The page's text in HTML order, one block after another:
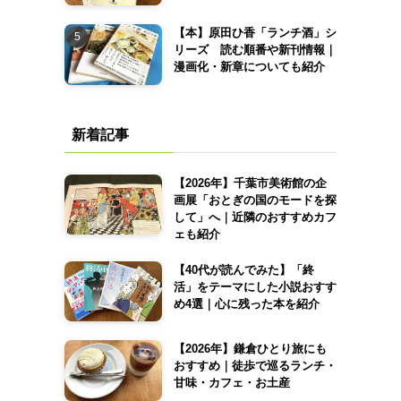
【本】原田ひ香「ランチ酒」シ
リーズ 読む順番や新刊情報｜
漫画化・新章についても紹介
新着記事
【2026年】千葉市美術館の企
画展「おとぎの国のモードを探
して」へ｜近隣のおすすめカフ
ェも紹介
【40代が読んでみた】「終
活」をテーマにした小説おすす
め4選｜心に残った本を紹介
【2026年】鎌倉ひとり旅にも
おすすめ｜徒歩で巡るランチ・
甘味・カフェ・お土産